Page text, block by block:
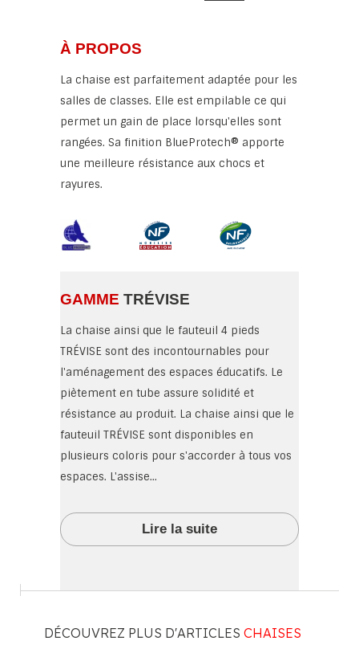
À PROPOS
La chaise est parfaitement adaptée pour les
salles de classes. Elle est empilable ce qui
permet un gain de place lorsqu'elles sont
rangées. Sa finition BlueProtech® apporte
une meilleure résistance aux chocs et
rayures.
GAMME TRÉVISE
La chaise ainsi que le fauteuil 4 pieds
TRÉVISE sont des incontournables pour
l'aménagement des espaces éducatifs. Le
piètement en tube assure solidité et
résistance au produit. La chaise ainsi que le
fauteuil TRÉVISE sont disponibles en
plusieurs coloris pour s'accorder à tous vos
espaces. L'assise...
Lire la suite
DÉCOUVREZ PLUS D'ARTICLES CHAISES